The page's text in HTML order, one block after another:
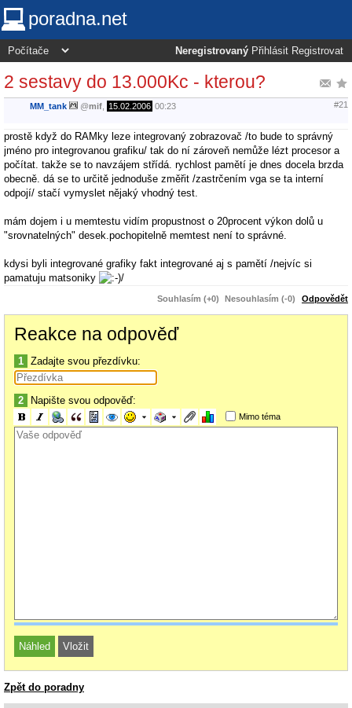
poradna.net
Neregistrovaný Přihlásit Registrovat
2 sestavy do 13.000Kc - kterou?
MM_tank @mif 15.02.2006 00:23 #21
prostě když do RAMky leze integrovaný zobrazovač /to bude to správný
jméno pro integrovanou grafiku/ tak do ní zároveň nemůže lézt procesor a
počítat. takže se to navzájem střídá. rychlost pamětí je dnes docela brzda
obecně. dá se to určitě jednoduše změřit /zastrčením vga se ta interní
odpojí/ stačí vymyslet nějaký vhodný test.
mám dojem i u memtestu vidím propustnost o 20procent výkon dolů u
"srovnatelných" desek.pochopitelně memtest není to správné.
kdysi byli integrované grafiky fakt integrované aj s pamětí /nejvíc si
pamatuju matsoniky
/
Souhlasím (+0) Nesouhlasím (-0) Odpovědět
Reakce na odpověď
1 Zadajte svou přezdívku:
2 Napište svou odpověď:
Mimo téma
Zpět do poradny